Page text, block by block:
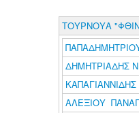
ΤΟΥΡΝΟΥΑ
ΔΗΜΗΤΡΙΑΔΗΣ
ΑΛΕΞΙΟΥ